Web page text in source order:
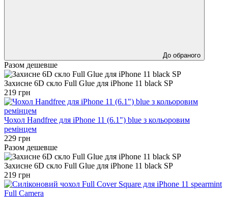
До обраного
Разом дешевше
Захисне 6D скло Full Glue для iPhone 11 black SP
219 грн
Чохол Handfree для iPhone 11 (6.1") blue з кольоровим
ремінцем
229 грн
Разом дешевше
Захисне 6D скло Full Glue для iPhone 11 black SP
219 грн